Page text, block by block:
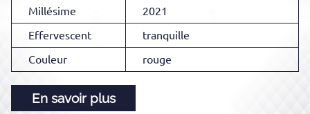
Millésime
2021
Effervescent
tranquille
Couleur
rouge
En savoir plus